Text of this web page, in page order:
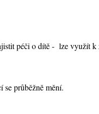
péči o dítě - lze využít k
se průběžně mění.